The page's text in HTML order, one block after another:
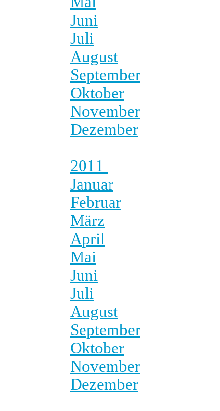
Juni
Juli
August
September
Oktober
November
Dezember
2011
Januar
Februar
März
April
Mai
Juni
Juli
August
September
Oktober
November
Dezember